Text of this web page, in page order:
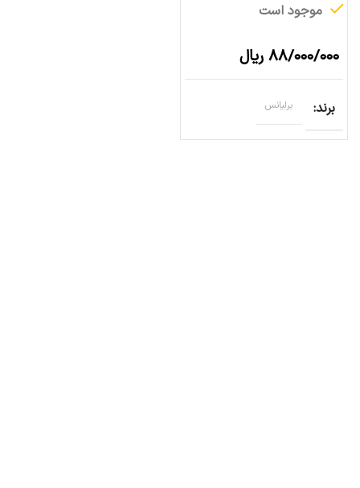
موجود است
۸۸/۰۰۰/۰۰۰ ریال
برند برلیانس